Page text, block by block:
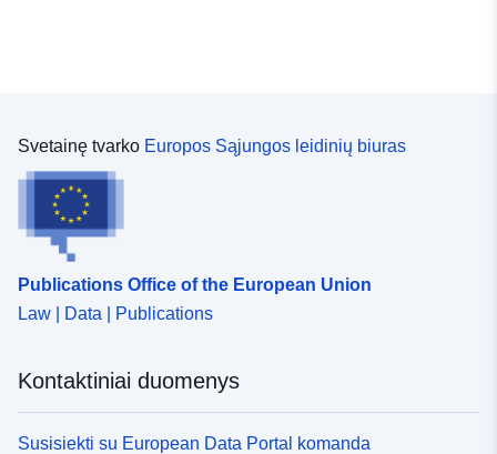
Svetainę tvarko Europos Sąjungos leidinių biuras
Publications Office of the European Union
Law | Data | Publications
Kontaktiniai duomenys
Susisiekti su European Data Portal komanda